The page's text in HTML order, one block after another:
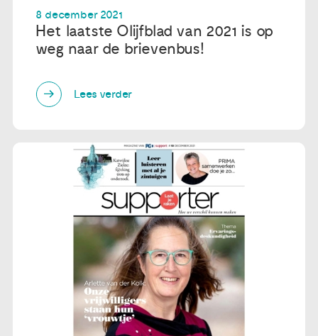
8 december 2021
Het laatste Olijfblad van 2021 is op
weg naar de brievenbus!
Lees verder